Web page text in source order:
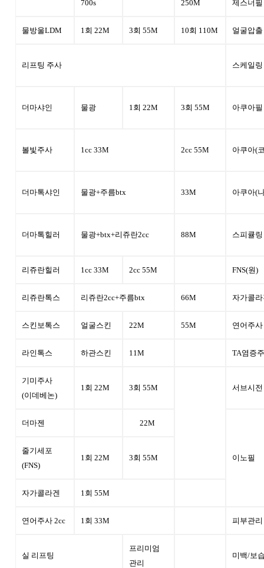
700s 250M 제스너필
물방울LDM 1회 22M 3회 55M 10회 110M 얼굴압출
리프팅 주사 스케일링
더마샤인 물광 1회 22M 3회 55M 아쿠아필
볼빛주사 1cc 33M 2cc 55M 아쿠아(
더마톡샤인 물광+주름btx 33M 아쿠아(
더마톡힐러 물광+btx+리쥬란2cc 88M 스피큘링
리쥬란힐러 1cc 33M 2cc 55M FNS(원)
리쥬란톡스 리쥬란2cc+주름btx 66M 자가콜라
스킨보톡스 얼굴스킨 22M 55M 연어주사
라인톡스 하관스킨 11M TA염증
기미주사
(이데베논)
1회 22M 3회 55M 서브시전
더마젠 22M
이노필
줄기세포
(FNS)
1회 22M 3회 55M
자가콜라겐 1회 55M
연어주사 2cc 1회 33M 피부관리
실 리프팅
프리미엄
관리
미백/보